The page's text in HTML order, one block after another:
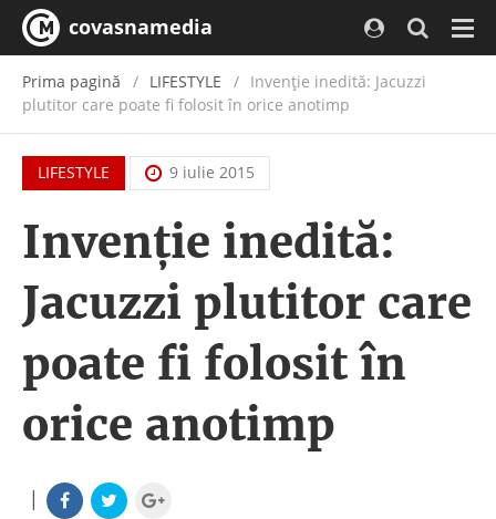
covasnamedia
Prima pagină LIFESTYLE
Invenţie inedită: Jacuzzi
plutitor care poate fi folosit în orice anotimp
LIFESTYLE 9 iulie 2015
Invenţie inedită:
Jacuzzi plutitor care
poate fi folosit în
orice anotimp
|